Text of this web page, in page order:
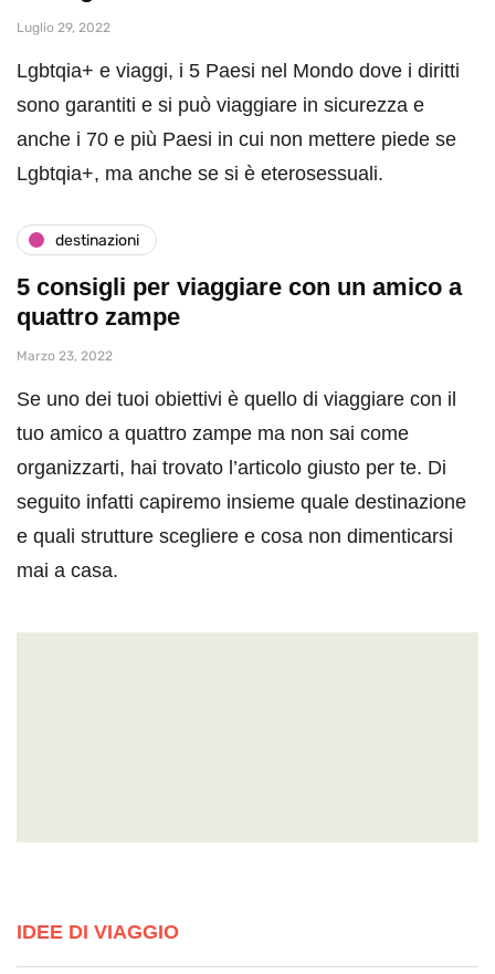
Luglio 29, 2022
Lgbtqia+ e viaggi, i 5 Paesi nel Mondo dove i diritti
sono garantiti e si può viaggiare in sicurezza e
anche i 70 e più Paesi in cui non mettere piede se
Lgbtqia+, ma anche se si è eterosessuali.
destinazioni
5 consigli per viaggiare con un amico a
quattro zampe
Marzo 23, 2022
Se uno dei tuoi obiettivi è quello di viaggiare con il
tuo amico a quattro zampe ma non sai come
organizzarti, hai trovato l’articolo giusto per te. Di
seguito infatti capiremo insieme quale destinazione
e quali strutture scegliere e cosa non dimenticarsi
mai a casa.
IDEE DI VIAGGIO